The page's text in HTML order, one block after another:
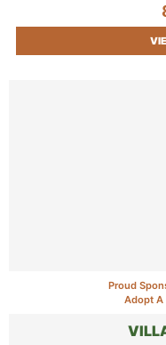
Proud
Adopt A